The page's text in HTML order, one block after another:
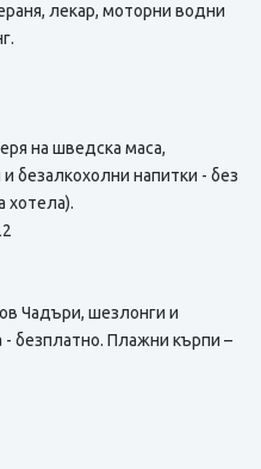
лекар, моторни водни
на шведска маса,
безалкохолни напитки - без
хотела).
Чадъри, шезлонги и
- безплатно. Плажни кърпи –